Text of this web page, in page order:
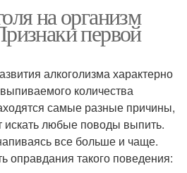
на организм
первой
алкоголизма характерно
количества
самые разные причины,
искать любые поводы выпить.
все больше и чаще.
оправдания такого поведения: